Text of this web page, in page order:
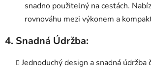
snadno použitelný na cestách.
rovnováhu mezi výkonem a
4. Snadná Údržba:
Jednoduchý design a snadná údržba